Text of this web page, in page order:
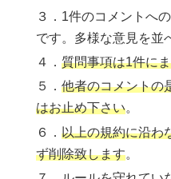
３．1件のコメントへ
です。多様な意見を並
４．質問事項は1件に
５．他者のコメントの
はお止め下さい。
６．以上の規約に沿わ
ず削除致します。